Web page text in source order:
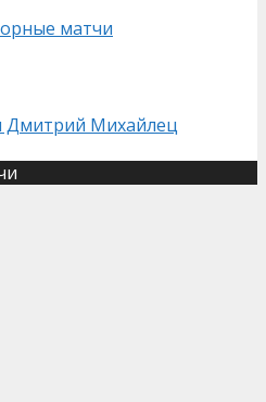
матчи
Дмитрий Михайлец